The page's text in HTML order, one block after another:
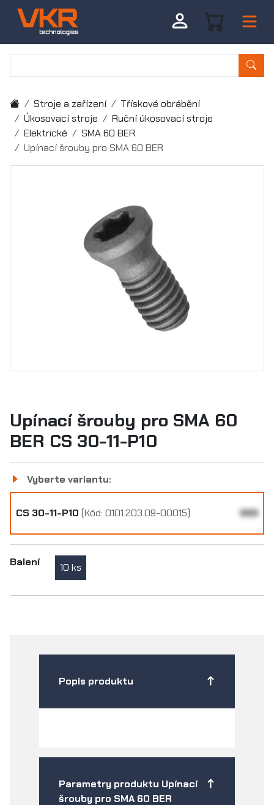
Stroje a zařízení
Třískové obrábění
Úkosovací stroje
Ruční úkosovací stroje
Elektrické
SMA 60 BER
Upínací šrouby pro SMA 60 BER
Upínací šrouby pro SMA 60
BER CS 30-11-P10
Vyberte variantu:
CS 30-11-P10 (Kód: 0101.203.09-00015) 999
Balení 10 ks
Popis produktu
Parametry produktu Upínací
šrouby pro SMA 60 BER